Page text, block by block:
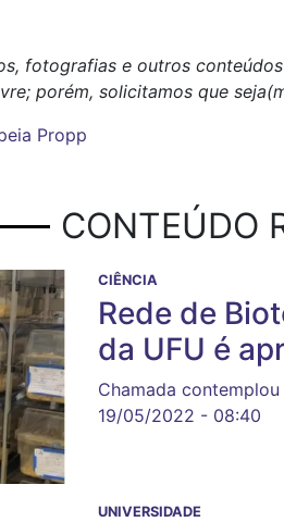
fotografias e outros
porém, solicitamos que
Propp
CONTEÚDO
CIÊNCIA
Rede de
da UFU é
Chamada
19/05/2022 - 08:40
UNIVERSIDADE